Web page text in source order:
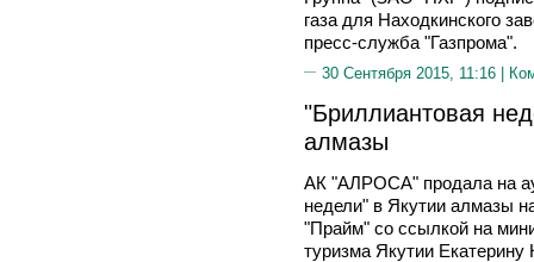
газа для Находкинского
пресс-служба "Газпрома".
30 Сентября 2015, 11:16 |
"Бриллиантовая
алмазы
АК "АЛРОСА" продала на
недели" в Якутии алмазы
"Прайм" со ссылкой на
туризма Якутии